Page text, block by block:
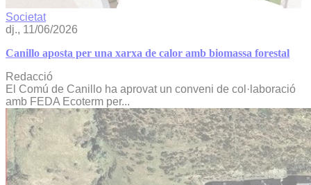
Societat
dj., 11/06/2026
Canillo aposta per una xarxa de calor amb biomassa forestal
Redacció
El Comú de Canillo ha aprovat un conveni de col·laboració
amb FEDA Ecoterm per...